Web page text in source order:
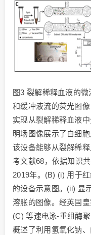
图3 裂解稀释血液的
和缓冲液流的荧光图
实现从裂解稀释血液
明场图像展示了白细
该设备能够从裂解稀
考文献68，依据知识
2019年。(B) (i) 用于
的设备示意图。(ii) 显
溶胀的图像。经英国
(C) 等速电泳-重组酶
概述了利用氢氧化钠